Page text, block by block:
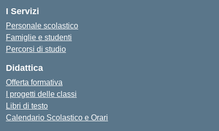
I Servizi
Personale scolastico
Famiglie e studenti
Percorsi di studio
Didattica
Offerta formativa
I progetti delle classi
Libri di testo
Calendario Scolastico e Orari